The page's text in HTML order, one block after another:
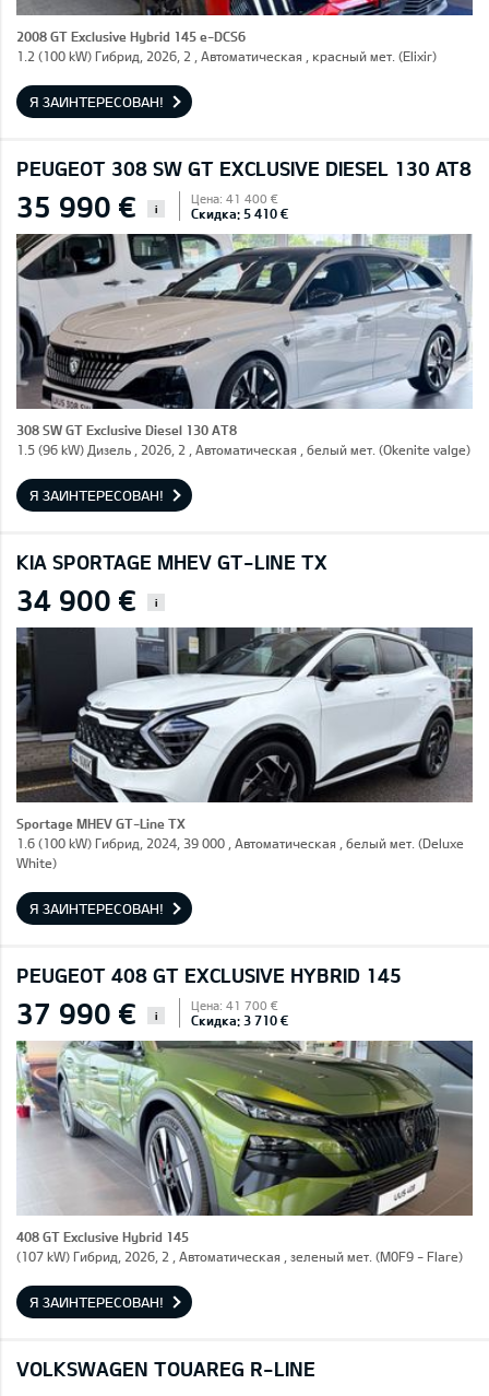
2008 GT Exclusive Hybrid 145 e-DCS6
1.2 (100 kW) Гибрид, 2026, 2 , Автоматическая , красный мет. (Elixir)
Я ЗАИНТЕРЕСОВАН!
PEUGEOT 308 SW GT EXCLUSIVE DIESEL 130 AT8
35 990 € i
Цена: 41 400 €
Скидка: 5 410 €
308 SW GT Exclusive Diesel 130 AT8
1.5 (96 kW) Дизель , 2026, 2 , Автоматическая , белый мет. (Okenite valge)
Я ЗАИНТЕРЕСОВАН!
KIA SPORTAGE MHEV GT-LINE TX
34 900 € i
Sportage MHEV GT-Line TX
1.6 (100 kW) Гибрид, 2024, 39 000 , Автоматическая , белый мет. (Deluxe
White)
Я ЗАИНТЕРЕСОВАН!
PEUGEOT 408 GT EXCLUSIVE HYBRID 145
37 990 € i
Цена: 41 700 €
Скидка: 3 710 €
408 GT Exclusive Hybrid 145
(107 kW) Гибрид, 2026, 2 , Автоматическая , зеленый мет. (M0F9 - Flare)
Я ЗАИНТЕРЕСОВАН!
VOLKSWAGEN TOUAREG R-LINE